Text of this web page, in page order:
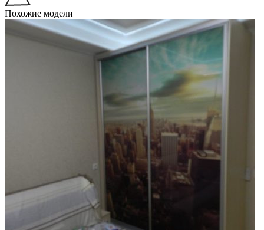
Похожие модели